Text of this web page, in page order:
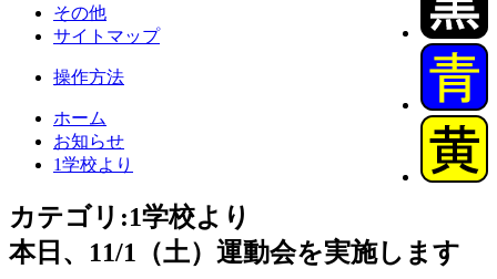
その他
サイトマップ
操作方法
ホーム
お知らせ
1学校より
カテゴリ:1学校より
本日、11/1（土）運動会を実施します